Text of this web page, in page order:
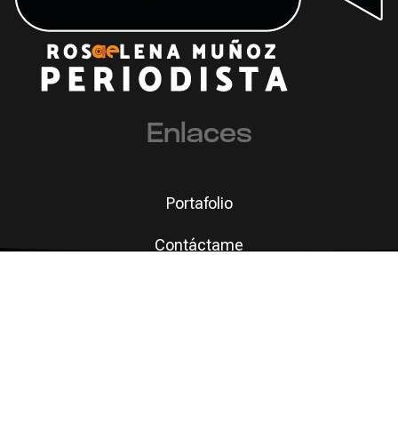
Enlaces
Portafolio
Contáctame